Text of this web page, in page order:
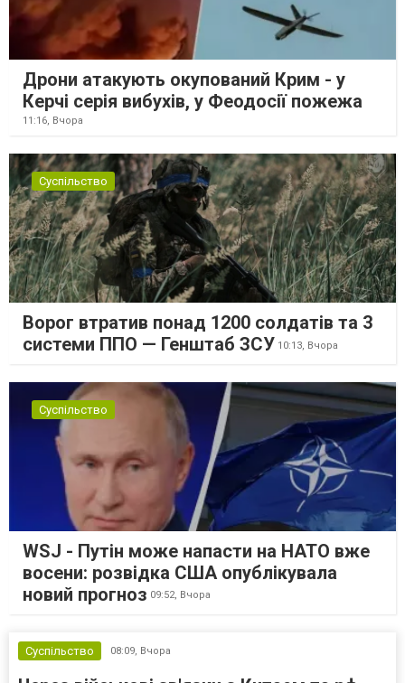
Дрони атакують окупований Крим - у
Керчі серія вибухів, у Феодосії пожежа
11:16, Вчора
Суспільство
Ворог втратив понад 1200 солдатів та 3
системи ППО — Генштаб ЗСУ 10:13, Вчора
Суспільство
WSJ - Путін може напасти на НАТО вже
восени: розвідка США опублікувала
новий прогноз 09:52, Вчора
Суспільство 08:09, Вчора